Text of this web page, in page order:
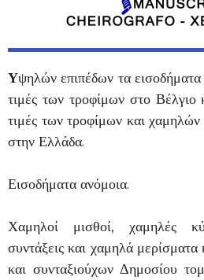
Υψηλών επιπέδων τα
τιμές των τροφίμων στο Βέλγιο
τιμές των τροφίμων και
στην Ελλάδα.
Εισοδήματα ανόμοια.
Χαμηλοί μισθοί, χαμηλές
συντάξεις και χαμηλά
και συνταξιούχων Δημοσίου